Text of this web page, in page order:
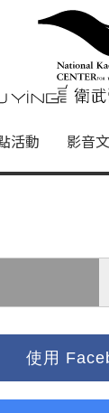
營
活動 影音
使用